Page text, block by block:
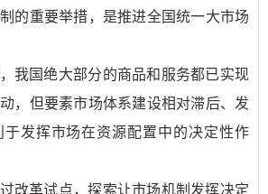
的重要举措，是推进全国统一大市场
我国绝大部分的商品和服务都已实现
，但要素市场体系建设相对滞后、发
于发挥市场在资源配置中的决定性作
改革试点，探索让市场机制发挥决定